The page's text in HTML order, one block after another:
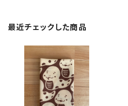
最近チェックした商品